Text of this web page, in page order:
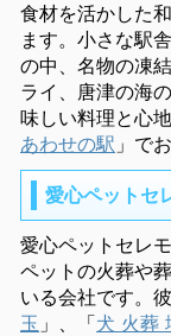
食材を活かした
ます。小さな駅
の中、名物の凍
ライ、唐津の海
味しい料理と心
あわせの駅 」で
愛心ペットセ
愛心ペットセレ
ペットの火葬や
いる会社です。
玉 」、「犬 火葬